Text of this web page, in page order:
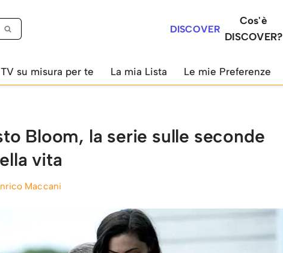
DISCOVER
Cos'è
DISCOVER?
su misura per te La mia Lista Le mie Preferenze
Bloom, la serie sulle seconde
vita
Maccani